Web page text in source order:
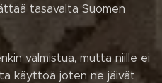
tasavalta Suomen
valmistua, mutta niille ei
käyttöä joten ne jäivät